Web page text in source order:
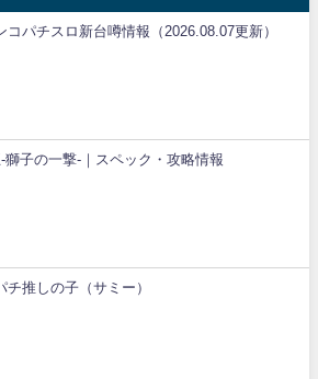
コパチスロ新台噂情報（2026.08.07更新）
獅子の一撃-｜スペック・攻略情報
チ推しの子（サミー）